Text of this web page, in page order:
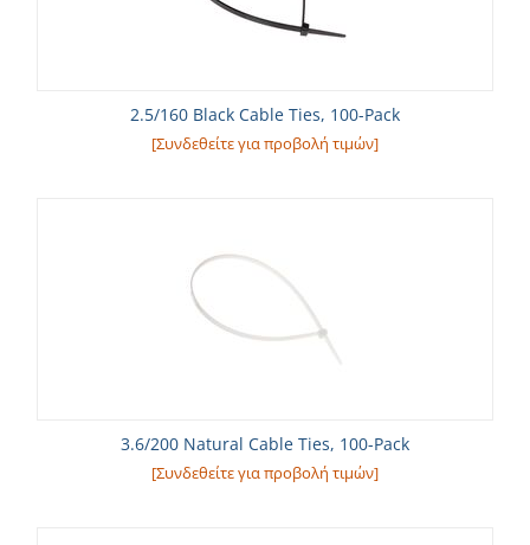
2.5/160 Black Cable Ties, 100-Pack
[Συνδεθείτε για προβολή τιμών]
3.6/200 Natural Cable Ties, 100-Pack
[Συνδεθείτε για προβολή τιμών]